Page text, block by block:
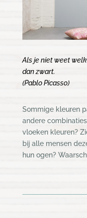
Als je niet weet
dan zwart.
(Pablo Picasso)
Sommige kleuren
andere
vloeken kleuren?
bij alle mensen
hun ogen?